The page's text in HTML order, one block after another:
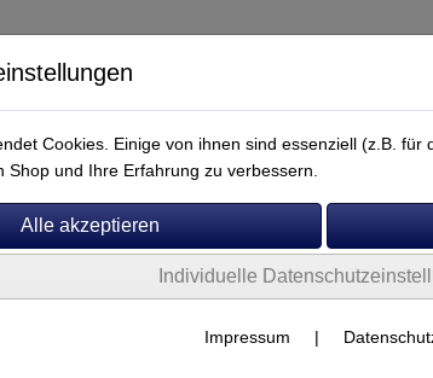
Cookies. Einige von ihnen sind essenziell (z.B.
Shop und Ihre Erfahrung zu verbessern.
Individuelle
Impressum |